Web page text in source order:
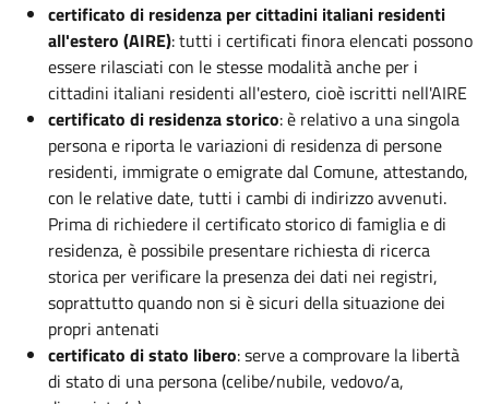
certificato di residenza per cittadini italiani residenti
all'estero (AIRE): tutti i certificati finora elencati possono
essere rilasciati con le stesse modalità anche per i
cittadini italiani residenti all'estero, cioè iscritti nell'AIRE
certificato di residenza storico: è relativo a una singola
persona e riporta le variazioni di residenza di persone
residenti, immigrate o emigrate dal Comune, attestando,
con le relative date, tutti i cambi di indirizzo avvenuti.
Prima di richiedere il certificato storico di famiglia e di
residenza, è possibile presentare richiesta di ricerca
storica per verificare la presenza dei dati nei registri,
soprattutto quando non si è sicuri della situazione dei
propri antenati
certificato di stato libero: serve a comprovare la libertà
di stato di una persona (celibe/nubile, vedovo/a,